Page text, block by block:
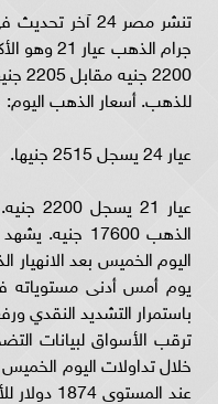
تنشر مصر 24
جرام
للذهب. أسعار الذهب اليوم:
عيار 24 يسجل 2515 جنيها.
الذهب 17600
اليوم الخميس بعد
باستمرار التشديد النقدي
ترقب الأسواق لبيانات
خلال تداولات اليوم الخميس
عند